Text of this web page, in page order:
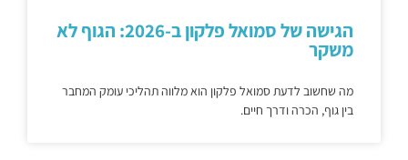
הגישה של סמואל פלקון ב-2026: הגוף לא
משקר
מה שחשוב לדעת סמואל פלקון הוא מלווה תהליכי עומק המחבר
בין גוף, הכרה ודרך חיים.